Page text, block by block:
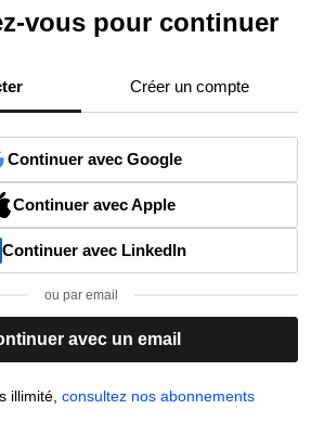
vous pour continuer
Créer un compte
Continuer avec Google
Continuer avec Apple
Continuer avec LinkedIn
ou par email
avec un email
illimité, consultez nos abonnements